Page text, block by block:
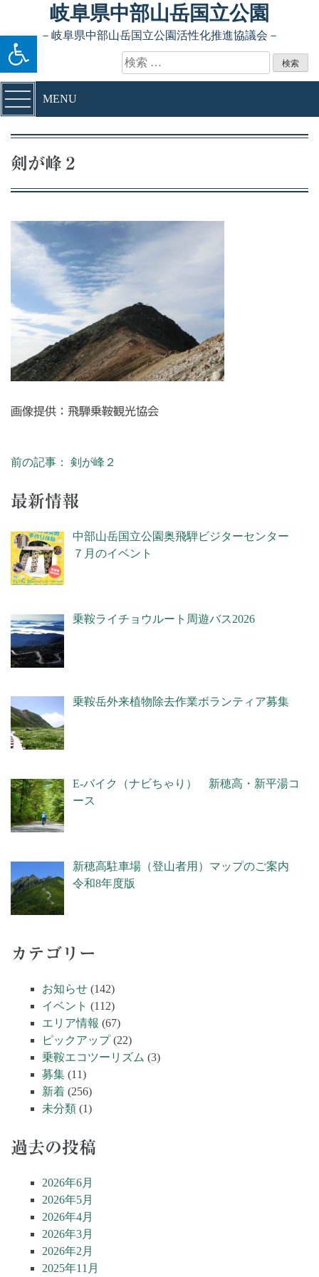
ツールバーを開く
Skip to content岐阜県中部山岳国立公園
－岐阜県中部山岳国立公園活性化推進協議会－
検索:
MENU
剣が峰２
画像提供：飛騨乗鞍観光協会
投稿ナビゲーション
前の記事： 剣が峰２
最新情報
中部山岳国立公園奥飛騨ビジターセンター
７月のイベント
乗鞍ライチョウルート周遊バス2026
乗鞍岳外来植物除去作業ボランティア募集
E-バイク（ナビちゃり） 新穂高・新平湯コ
ース
新穂高駐車場（登山者用）マップのご案内
令和8年度版
カテゴリー
お知らせ (142)
イベント (112)
エリア情報 (67)
ピックアップ(22)
乗鞍エコツーリズム (3)
募集 (11)
新着 (256)
未分類 (1)
過去の投稿
2026年6月
2026年5月
2026年4月
2026年3月
2026年2月
2025年11月